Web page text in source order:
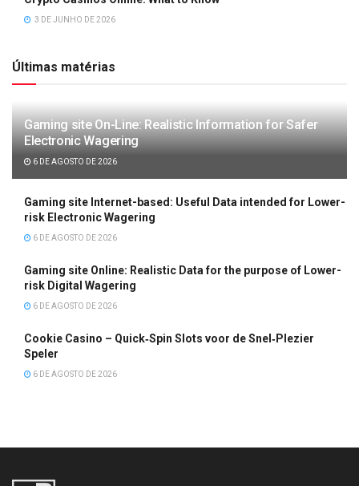
3 DE JUNHO DE 2026
Últimas matérias
Gaming site On-Line: Realistic Information for Safer
Electronic Wagering
6 DE AGOSTO DE 2026
Gaming site Internet-based: Useful Data intended for Lower-
risk Electronic Wagering
6 DE AGOSTO DE 2026
Gaming site Online: Realistic Data for the purpose of Lower-
risk Digital Wagering
6 DE AGOSTO DE 2026
Cookie Casino – Quick‑Spin Slots voor de Snel‑Plezier
Speler
6 DE AGOSTO DE 2026